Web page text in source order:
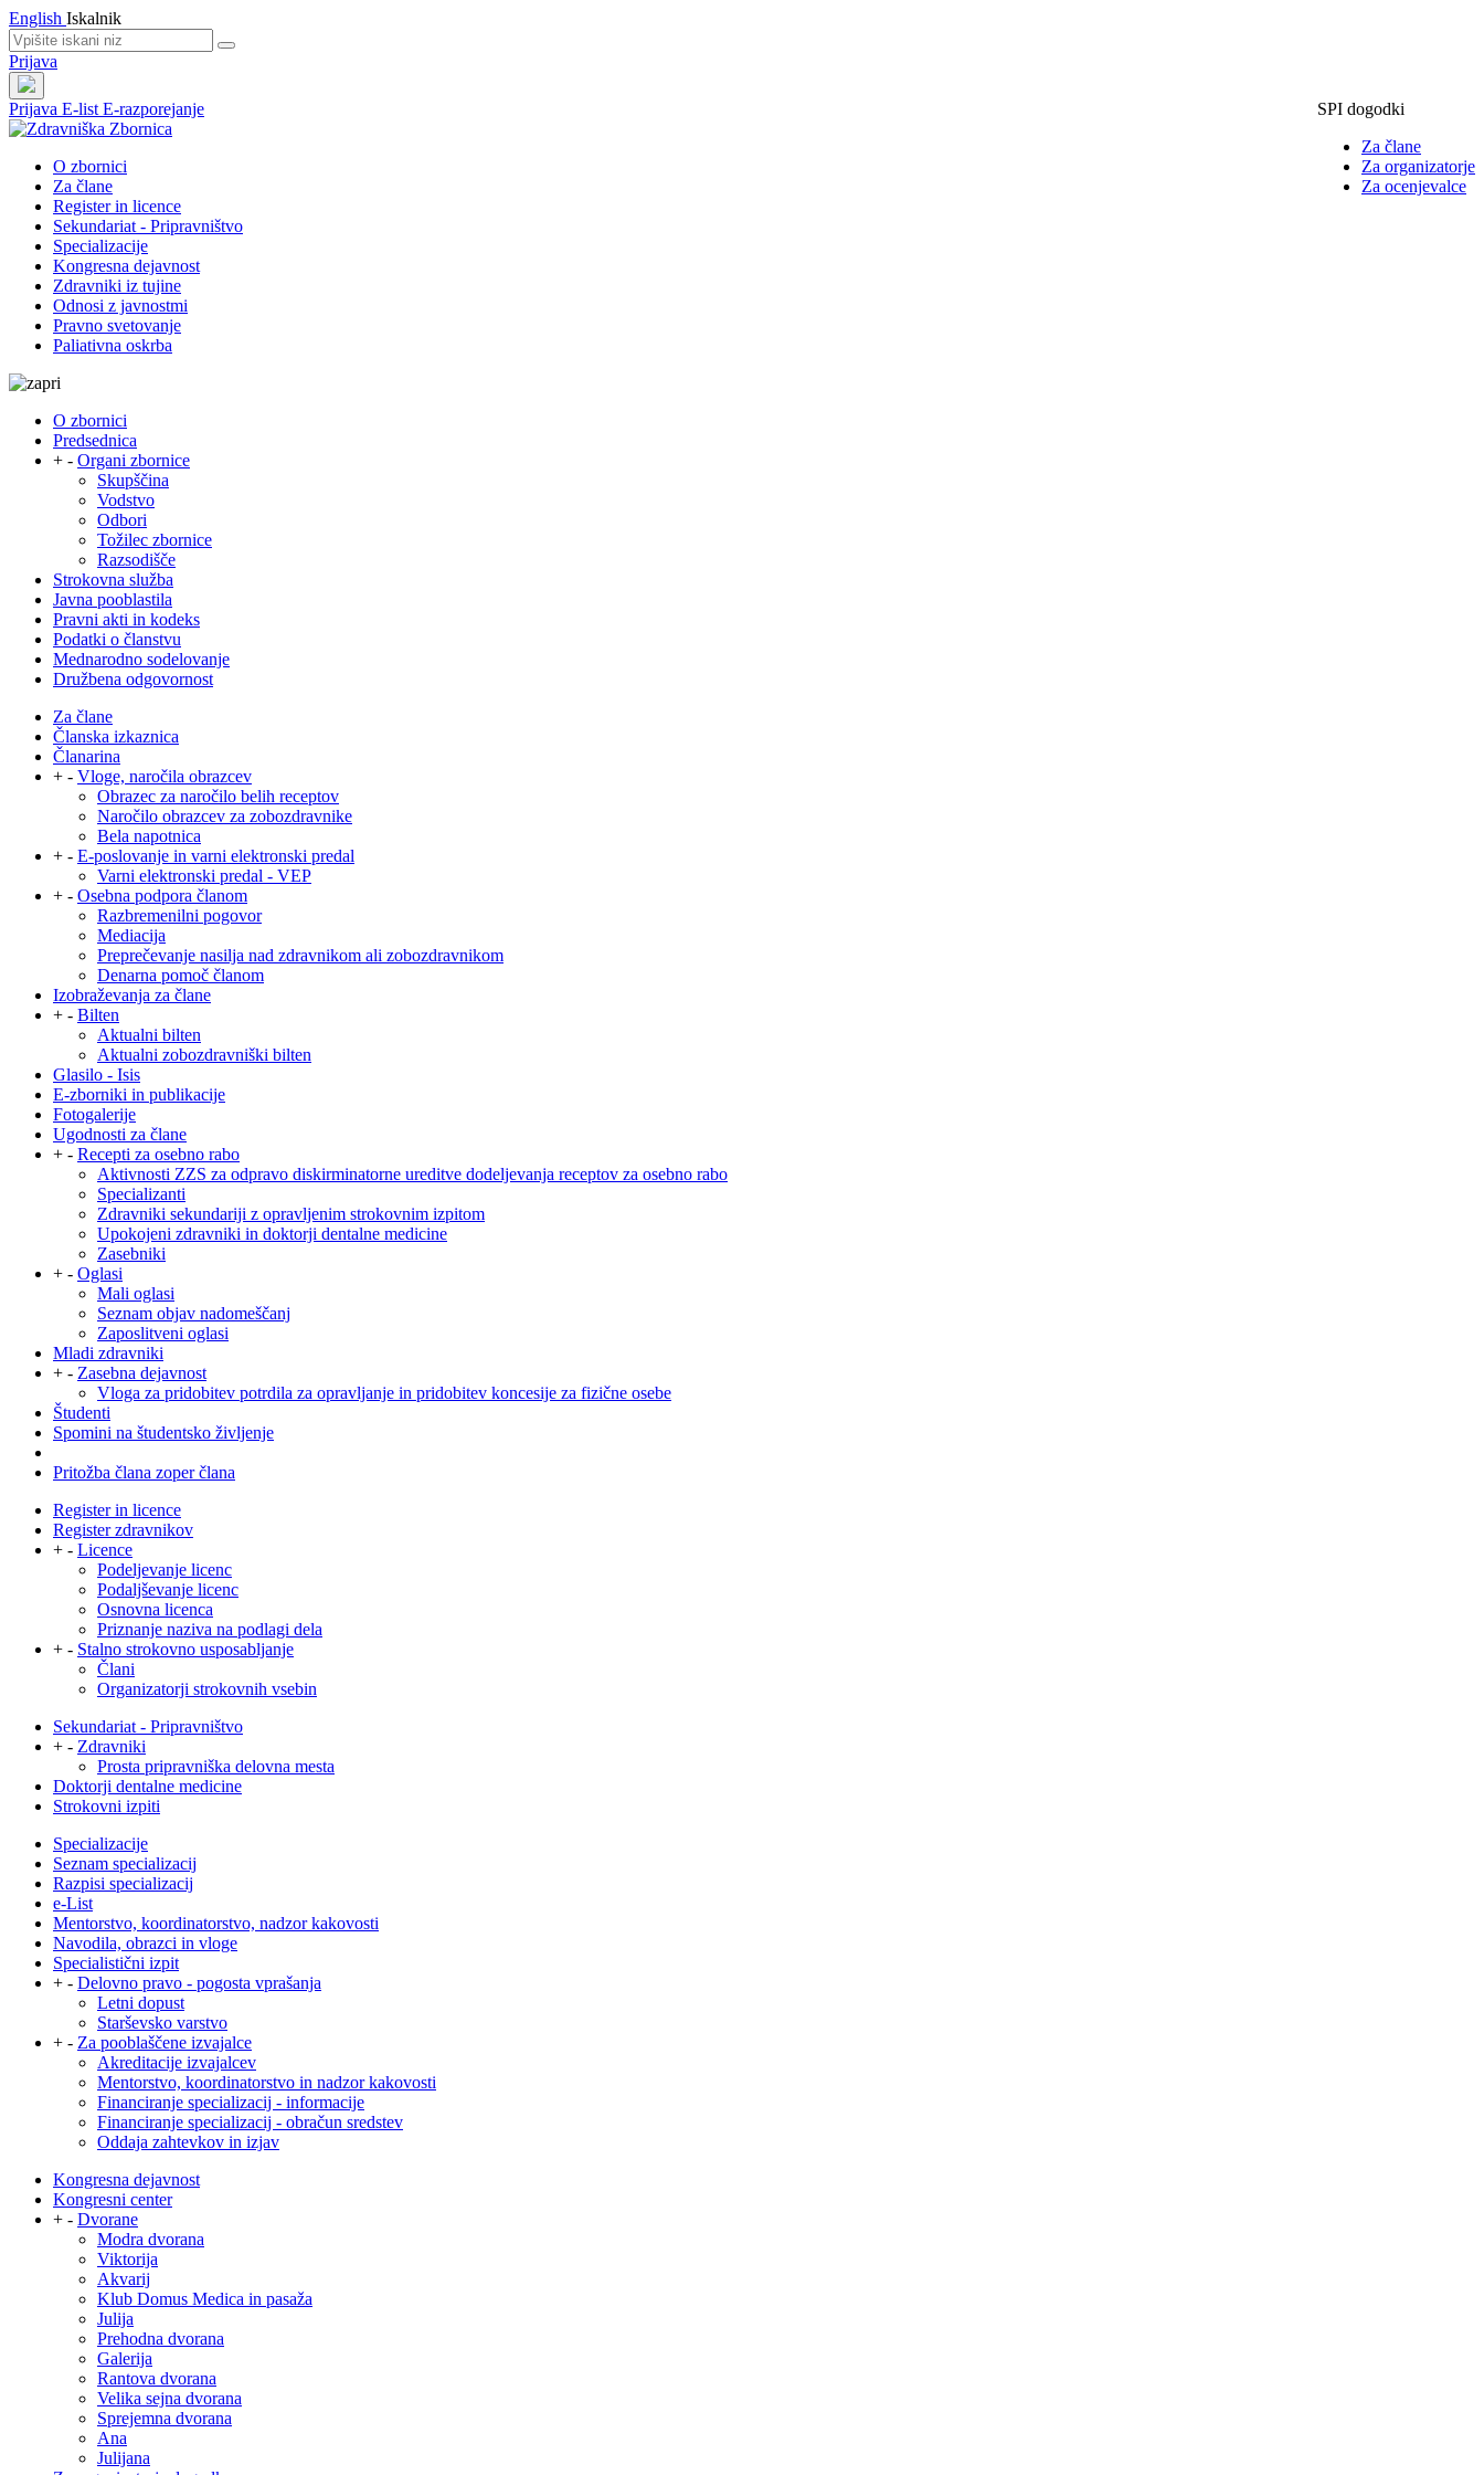
English Iskalnik
Prijava
Prijava
SPI dogodki
Za člane
Za organizatorje
Za ocenjevalce
E-list E-razporejanje
O zbornici
Za člane
Register in licence
Sekundariat - Pripravništvo
Specializacije
Kongresna dejavnost
Zdravniki iz tujine
Odnosi z javnostmi
Pravno svetovanje
Paliativna oskrba
O zbornici
Predsednica
+ - Organi zbornice
Skupščina
Vodstvo
Odbori
Tožilec zbornice
Razsodišče
Strokovna služba
Javna pooblastila
Pravni akti in kodeks
Podatki o članstvu
Mednarodno sodelovanje
Družbena odgovornost
Za člane
Članska izkaznica
Članarina
+ - Vloge, naročila obrazcev
Obrazec za naročilo belih receptov
Naročilo obrazcev za zobozdravnike
Bela napotnica
+ - E-poslovanje in varni elektronski predal
Varni elektronski predal - VEP
+ - Osebna podpora članom
Razbremenilni pogovor
Mediacija
Preprečevanje nasilja nad zdravnikom ali zobozdravnikom
Denarna pomoč članom
Izobraževanja za člane
+ - Bilten
Aktualni bilten
Aktualni zobozdravniški bilten
Glasilo - Isis
E-zborniki in publikacije
Fotogalerije
Ugodnosti za člane
+ - Recepti za osebno rabo
Aktivnosti ZZS za odpravo diskirminatorne ureditve dodeljevanja receptov za osebno rabo
Specializanti
Zdravniki sekundariji z opravljenim strokovnim izpitom
Upokojeni zdravniki in doktorji dentalne medicine
Zasebniki
+ - Oglasi
Mali oglasi
Seznam objav nadomeščanj
Zaposlitveni oglasi
Mladi zdravniki
+ - Zasebna dejavnost
Vloga za pridobitev potrdila za opravljanje in pridobitev koncesije za fizične osebe
Študenti
Spomini na študentsko življenje
Pritožba člana zoper člana
Register in licence
Register zdravnikov
+ - Licence
Podeljevanje licenc
Podaljševanje licenc
Osnovna licenca
Priznanje naziva na podlagi dela
+ - Stalno strokovno usposabljanje
Člani
Organizatorji strokovnih vsebin
Sekundariat - Pripravništvo
+ - Zdravniki
Prosta pripravniška delovna mesta
Doktorji dentalne medicine
Strokovni izpiti
Specializacije
Seznam specializacij
Razpisi specializacij
e-List
Mentorstvo, koordinatorstvo, nadzor kakovosti
Navodila, obrazci in vloge
Specialistični izpit
+ - Delovno pravo - pogosta vprašanja
Letni dopust
Starševsko varstvo
+ - Za pooblaščene izvajalce
Akreditacije izvajalcev
Mentorstvo, koordinatorstvo in nadzor kakovosti
Financiranje specializacij - informacije
Financiranje specializacij - obračun sredstev
Oddaja zahtevkov in izjav
Kongresna dejavnost
Kongresni center
+ - Dvorane
Modra dvorana
Viktorija
Akvarij
Klub Domus Medica in pasaža
Julija
Prehodna dvorana
Galerija
Rantova dvorana
Velika sejna dvorana
Sprejemna dvorana
Ana
Julijana